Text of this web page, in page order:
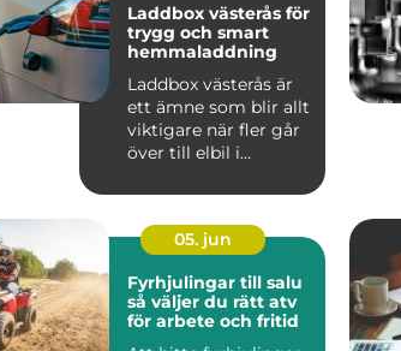
Laddbox västerås för
trygg och smart
hemmaladdning
Laddbox västerås är
ett ämne som blir allt
viktigare när fler går
över till elbil i
05. jun
Fyrhjulingar till salu
så väljer du rätt atv
för arbete och fritid